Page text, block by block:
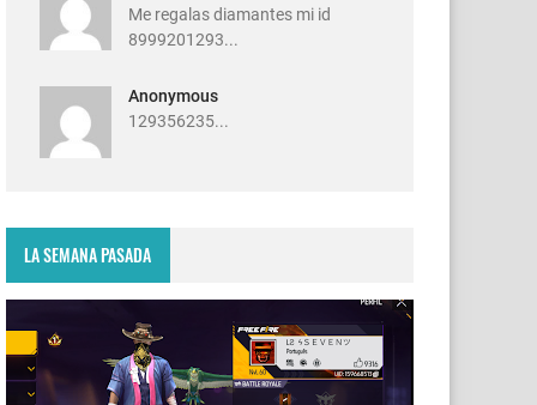
Me regalas diamantes mi id
8999201293...
Anonymous
129356235...
LA SEMANA PASADA